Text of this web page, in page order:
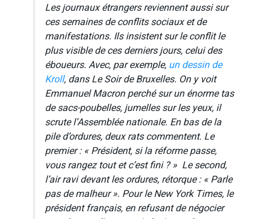
Les journaux étrangers reviennent aussi sur
ces semaines de conflits sociaux et de
manifestations. Ils insistent sur le conflit le
plus visible de ces derniers jours, celui des
éboueurs. Avec, par exemple, un dessin de
Kroll, dansLe Soirde Bruxelles. On y voit
Emmanuel Macron perché sur un énorme tas
de sacs-poubelles, jumelles sur les yeux, il
scrute l’Assemblée nationale. En bas de la
pile d’ordures, deux rats commentent. Le
premier : «Président, si la réforme passe,
vous rangez tout et c’est fini ? » Le second,
l’air ravi devant les ordures, rétorque : «Parle
pas de malheur ». Pour leNew York Times, le
président français, en refusant de négocier